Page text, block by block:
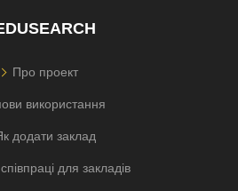
Про проект
використання
додати заклад
для закладів